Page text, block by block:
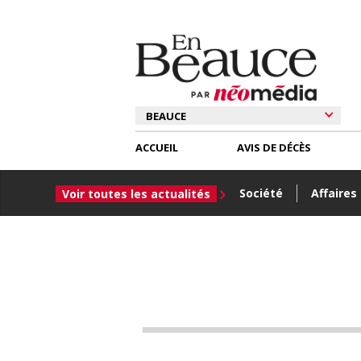
ACCUEIL
Voir toutes les actualités Société Affaires
AVIS DE DÉCÈS